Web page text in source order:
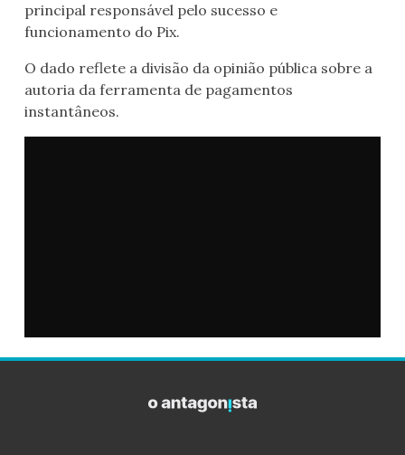
principal responsável pelo sucesso e
funcionamento do Pix.
O dado reflete a divisão da opinião pública sobre a
autoria da ferramenta de pagamentos
instantâneos.